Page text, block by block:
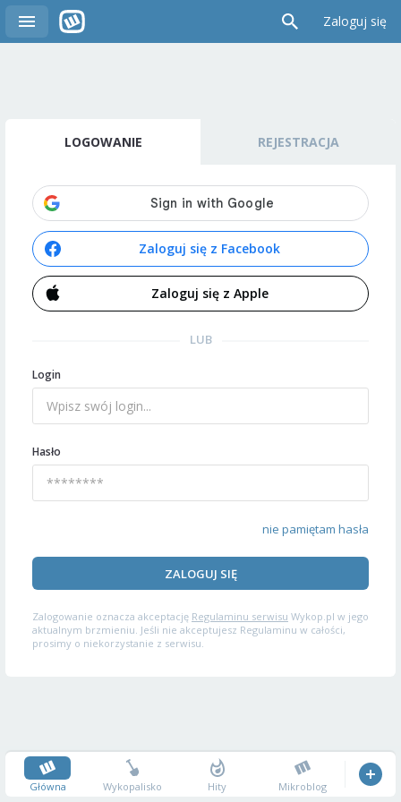
Zaloguj się
LOGOWANIE REJESTRACJA
Zaloguj się z Facebook
Zaloguj się z Apple
LUB
Login
Hasło
nie pamiętam hasła
ZALOGUJ SIĘ
Zalogowanie oznacza akceptację Regulaminu serwisu Wykop.pl w jego
aktualnym brzmieniu. Jeśli nie akceptujesz Regulaminu w całości,
prosimy o niekorzystanie z serwisu.
Główna Wykopalisko Hity Mikroblog